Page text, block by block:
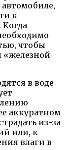
автомобиле,
к
чтобы
«железной
в воде
аккуратном
из-за
или, к
влаги в